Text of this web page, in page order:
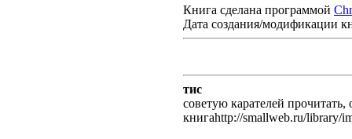
Книга сделана программой
Дата создания/модификации
тис
советую карателей прочитать,
книгаhttp://smallweb.ru/library/